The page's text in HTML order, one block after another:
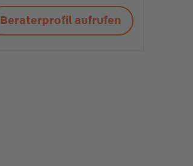
Beraterprofil aufrufen